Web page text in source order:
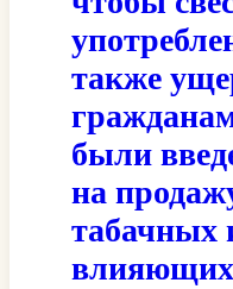
также
были
на
табачных
влияющих